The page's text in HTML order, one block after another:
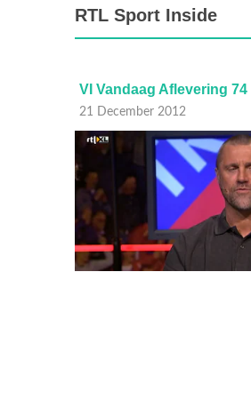
RTL Sport Inside
VI Vandaag Aflevering 74
21 December 2012